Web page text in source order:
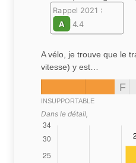
Rappel 2021 :
A
4.4
A vélo, je trouve que le
vitesse) y est…
F
INSUPPORTABLE
Dans le détail,